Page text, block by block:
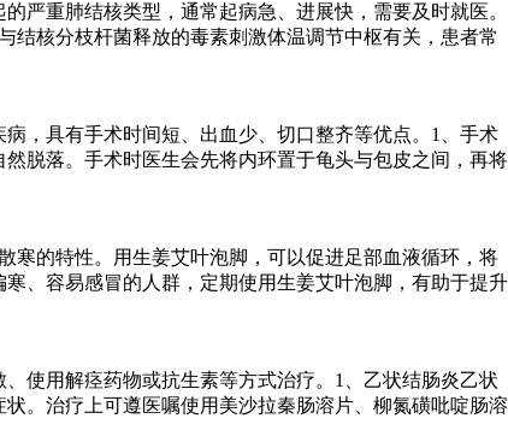
严重肺结核类型，通常起病急、进展快，需要及时就医。
结核分枝杆菌释放的毒素刺激体温调节中枢有关，患者常
，具有手术时间短、出血少、切口整齐等优点。1、手术
脱落。手术时医生会先将内环置于龟头与包皮之间，再将
寒的特性。用生姜艾叶泡脚，可以促进足部血液循环，将
、容易感冒的人群，定期使用生姜艾叶泡脚，有助于提升
使用解痉药物或抗生素等方式治疗。1、乙状结肠炎乙状
。治疗上可遵医嘱使用美沙拉秦肠溶片、柳氮磺吡啶肠溶